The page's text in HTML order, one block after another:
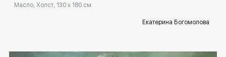
Масло, Холст, 130 x 180 см
Екатерина Богомолова